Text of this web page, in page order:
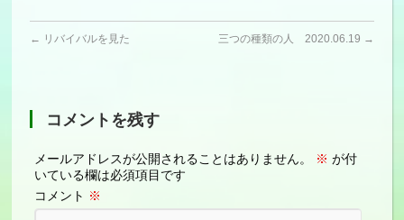
← リバイバルを見た 三つの種類の人 2020.06.19 →
コメントを残す
メールアドレスが公開されることはありません。 ※ が付
いている欄は必須項目です
コメント ※